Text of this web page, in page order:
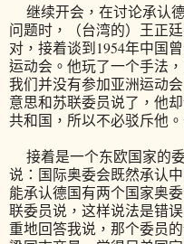
继续开会，在讨论承认
问题时，（台湾的）王正
对，接着谈到1954年中国
运动会。他玩了一个手法
我们并没有参加亚洲运动
意思和苏联委员说了，他
共和国，所以不必驳斥他
接着是一个东欧国家的
说：国际奥委会既然承认
能承认德国有两个国家奥
联委员说，这样说法是错
重地回答我说，那个委员